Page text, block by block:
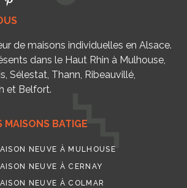
de maisons individuelles en Alsace.
dans le Haut Rhin à Mulhouse,
Sélestat, Thann, Ribeauvillé,
et Belfort.
MAISONS BATIGE
NEUVE À MULHOUSE
NEUVE À CERNAY
NEUVE À COLMAR